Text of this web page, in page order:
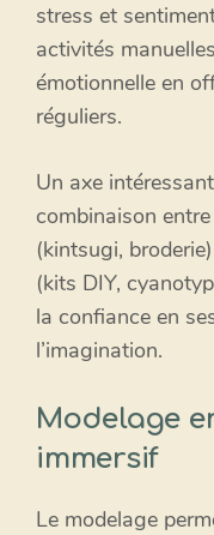
stress et
activités
émotionnelle en
réguliers.
Un axe
combinaison
(kintsugi,
(kits DIY,
la confiance en
l’imagination.
Modelage
immersif
Le modelage